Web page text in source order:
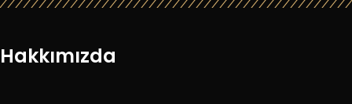
Hakkımızda